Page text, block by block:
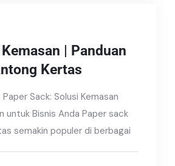
| Panduan
Kertas
Sack: Solusi Kemasan
untuk Bisnis Anda Paper sack
semakin populer di berbagai